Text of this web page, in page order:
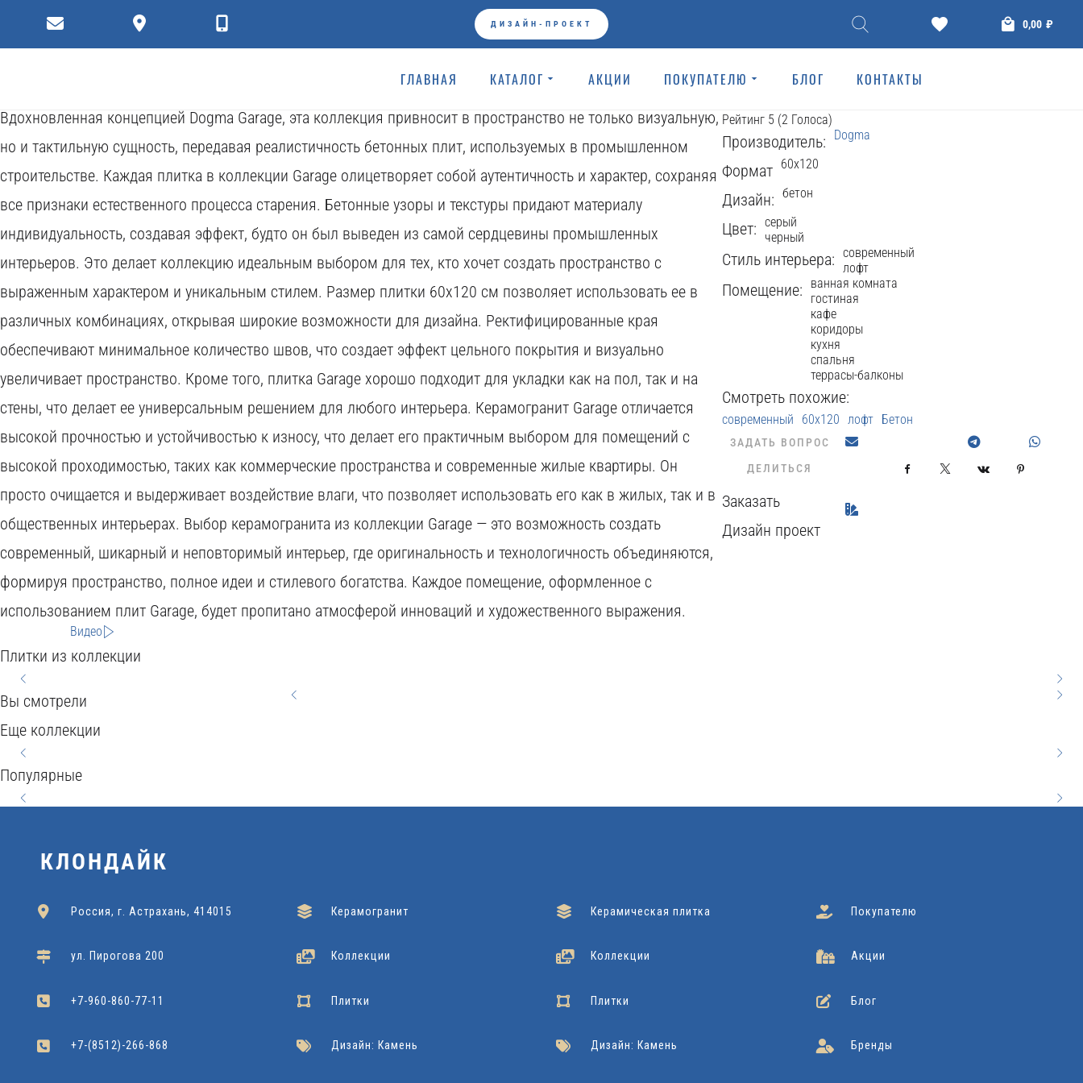
ДИЗАЙН-ПРОЕКТ ₽
0,00
ГЛАВНАЯ КАТАЛОГ АКЦИИ ПОКУПАТЕЛЮ БЛОГ КОНТАКТЫ
современных технологий, которое позволяет создать в интерьере атмосферу стиля и оригинальности.
Вдохновленная концепцией Dogma Garage, эта коллекция привносит в пространство не только визуальную,
но и тактильную сущность, передавая реалистичность бетонных плит, используемых в промышленном
строительстве. Каждая плитка в коллекции Garage олицетворяет собой аутентичность и характер, сохраняя
все признаки естественного процесса старения. Бетонные узоры и текстуры придают материалу
индивидуальность, создавая эффект, будто он был выведен из самой сердцевины промышленных
интерьеров. Это делает коллекцию идеальным выбором для тех, кто хочет создать пространство с
выраженным характером и уникальным стилем. Размер плитки 60x120 см позволяет использовать ее в
различных комбинациях, открывая широкие возможности для дизайна. Ректифицированные края
обеспечивают минимальное количество швов, что создает эффект цельного покрытия и визуально
увеличивает пространство. Кроме того, плитка Garage хорошо подходит для укладки как на пол, так и на
стены, что делает ее универсальным решением для любого интерьера. Керамогранит Garage отличается
высокой прочностью и устойчивостью к износу, что делает его практичным выбором для помещений с
высокой проходимостью, таких как коммерческие пространства и современные жилые квартиры. Он
просто очищается и выдерживает воздействие влаги, что позволяет использовать его как в жилых, так и в
общественных интерьерах. Выбор керамогранита из коллекции Garage — это возможность создать
современный, шикарный и неповторимый интерьер, где оригинальность и технологичность объединяются,
формируя пространство, полное идеи и стилевого богатства. Каждое помещение, оформленное с
использованием плит Garage, будет пропитано атмосферой инноваций и художественного выражения.
Garage 60x120
Dogma
615 Просмотров
Рейтинг 5 (2 Голоса)
Производитель: Dogma
Формат 60x120
Дизайн: бетон
Цвет:
серый
черный
Стиль интерьера:
современный
лофт
Помещение:
ванная комната
гостиная
кафе
коридоры
кухня
спальня
террасы-балконы
Смотреть похожие:
современный 60x120 лофт Бетон
ЗАДАТЬ ВОПРОС
ДЕЛИТЬСЯ
Facebook VKontakte
Заказать
Дизайн проект
Видео
Плитки из коллекции
Вы смотрели
Еще коллекции
CITY
STYLE
60x60x120
Grasaro
Подробнее
HOME
WOOD
20x60
Grasaro
Подробнее
BEREG
60x120
Kerranova
Подробнее
Популярные
SEVILLA
42x42
HARMONY
60x60
WOOD
CONCEPT
NATURAL
Cersanit
Подробнее
КЛОНДАЙК
Россия, г. Астрахань, 414015
ул. Пирогова 200
+7-960-860-77-11
+7-(8512)-266-868
Керамогранит
Коллекции
Плитки
Дизайн: Камень
Керамическая плитка
Коллекции
Плитки
Дизайн: Камень
Покупателю
Акции
Блог
Бренды